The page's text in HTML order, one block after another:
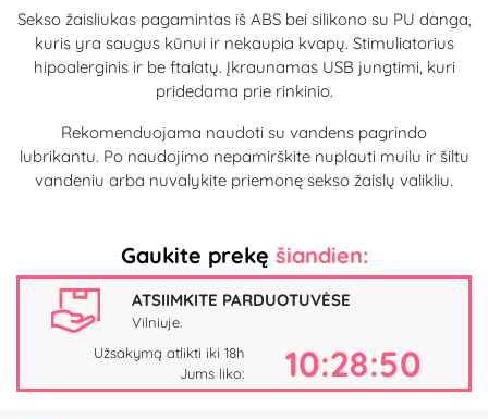
Sekso žaisliukas pagamintas iš ABS bei silikono su PU danga,
kuris yra saugus kūnui ir nekaupia kvapų. Stimuliatorius
hipoalerginis ir be ftalatų. Įkraunamas USB jungtimi, kuri
pridedama prie rinkinio.
Rekomenduojama naudoti su vandens pagrindo
lubrikantu. Po naudojimo nepamirškite nuplauti muilu ir šiltu
vandeniu arba nuvalykite priemonę sekso žaislų valikliu.
Gaukite prekę šiandien:
ATSIIMKITE PARDUOTUVĖSE
Vilniuje.
Užsakymą atlikti iki 18h
Jums liko:
10:28:50